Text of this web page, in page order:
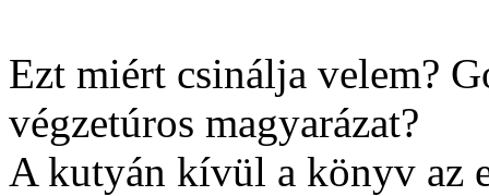
Ezt miért csinálja velem?
végzetúros magyarázat?
A kutyán kívül a könyv az